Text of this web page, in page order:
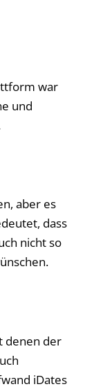
war
und
aber es
dass
nicht so
denen der
iDates